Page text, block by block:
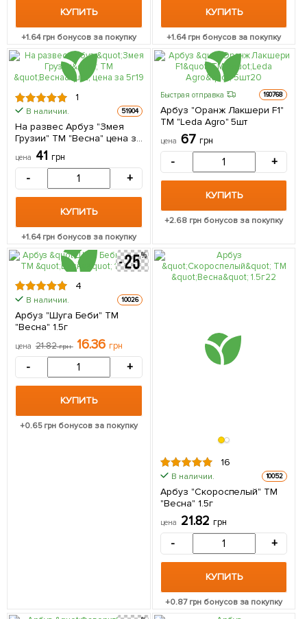
КУПИТЬ
+1.64грн бонусов за покупку
КУПИТЬ
+1.64грн бонусов за покупку
1
В наличии. 51904
На развес Арбуз "Змея
Грузии" ТМ "Весна" цена за
цена 41 грн
- +
КУПИТЬ
+1.64грн бонусов за покупку
Быстрая отправка 190768
Арбуз "Оранж Лакшери F1"
ТМ "Leda Agro" 5шт
цена 67 грн
- +
КУПИТЬ
+2.68 грн бонусов за покупку
4
В наличии. 10026
Арбуз "Шуга Беби" ТМ
"Весна" 1.5г
цена 21.82грн 16.36 грн
- +
КУПИТЬ
+0.65грн бонусов за покупку
16
В наличии. 10052
Арбуз "Скороспелый" ТМ
"Весна" 1.5г
цена 21.82 грн
- +
КУПИТЬ
+0.87грн бонусов за покупку